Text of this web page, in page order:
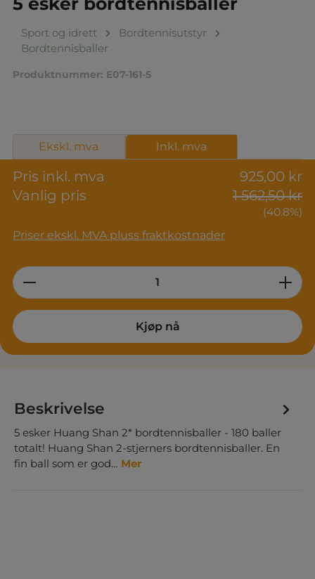
Sport og idrett
Bordtennisutstyr
Bordtennisballer
Produktnummer: E07-161-5
Pris inkl. mva
925,00 kr
Vanlig pris
1 562,50 kr
(40.8%)
Priser ekskl. MVA pluss fraktkostnader
Ekskl. mva Inkl. mva
Product Quantity: Enter the desired
Kjøp nå
Beskrivelse
5 esker Huang Shan 2* bordtennisballer - 180 baller
totalt! Huang Shan 2-stjerners bordtennisballer. En
fin ball som er god… Mer